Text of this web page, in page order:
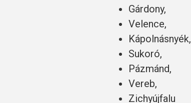
Gárdony,
Velence,
Kápolnásnyék,
Sukoró,
Pázmánd,
Vereb,
Zichyújfalu